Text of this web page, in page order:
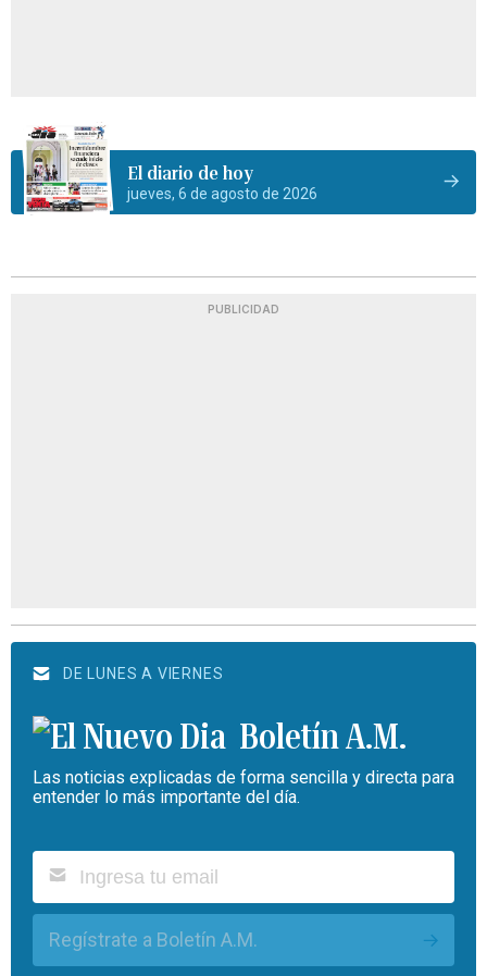
El diario de hoy
jueves, 6 de agosto de 2026
PUBLICIDAD
DE LUNES A VIERNES
Boletín A.M.
Las noticias explicadas de forma sencilla y directa para
entender lo más importante del día.
Regístrate a Boletín A.M.